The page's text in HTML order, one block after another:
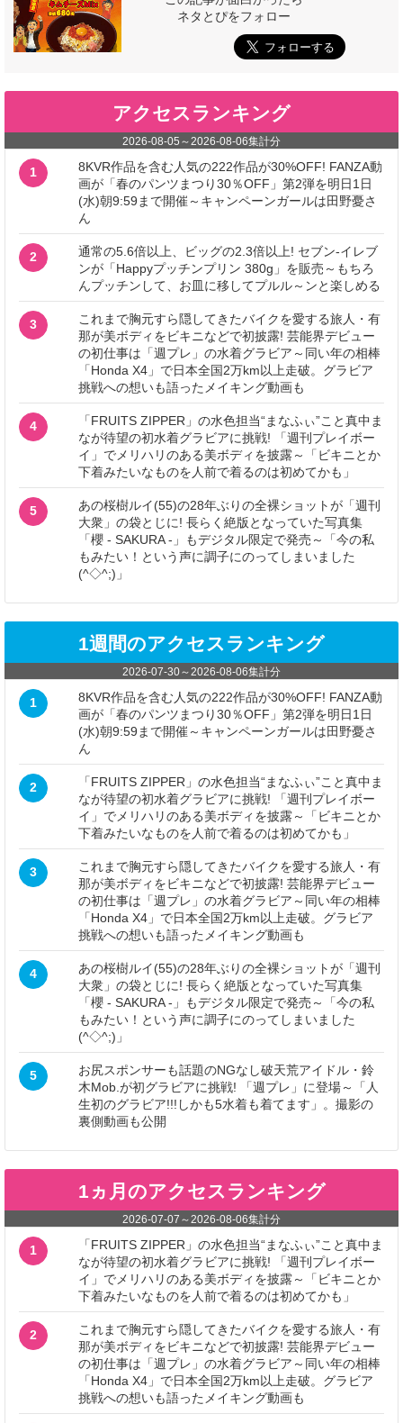
ネタとぴをフォロー
アクセスランキング
2026-08-05 ～2026-08-06集計分
1
8KVR作品を含む人気の222作品が30%OFF! FANZA動
画が「春のパンツまつり30％OFF」第2弾を明日1日
(水)朝9:59まで開催～キャンペーンガールは田野憂さ
ん
2
通常の5.6倍以上、ビッグの2.3倍以上! セブン‐イレブ
ンが「Happyプッチンプリン 380g」を販売～もちろ
んプッチンして、お皿に移してプルル～ンと楽しめる
3
これまで胸元すら隠してきたバイクを愛する旅人・有
那が美ボディをビキニなどで初披露! 芸能界デビュー
の初仕事は「週プレ」の水着グラビア～同い年の相棒
「Honda X4」で日本全国2万km以上走破。グラビア
挑戦への想いも語ったメイキング動画も
4
「FRUITS ZIPPER」の水色担当“まなふぃ”こと真中ま
なが待望の初水着グラビアに挑戦! 「週刊プレイボー
イ」でメリハリのある美ボディを披露～「ビキニとか
下着みたいなものを人前で着るのは初めてかも」
5
あの桜樹ルイ(55)の28年ぶりの全裸ショットが「週刊
大衆」の袋とじに! 長らく絶版となっていた写真集
「櫻 - SAKURA -」もデジタル限定で発売～「今の私
もみたい！という声に調子にのってしまいました
(^◇^;)」
1週間のアクセスランキング
2026-07-30～2026-08-06集計分
1
8KVR作品を含む人気の222作品が30%OFF! FANZA動
画が「春のパンツまつり30％OFF」第2弾を明日1日
(水)朝9:59まで開催～キャンペーンガールは田野憂さ
ん
2
「FRUITS ZIPPER」の水色担当“まなふぃ”こと真中ま
なが待望の初水着グラビアに挑戦! 「週刊プレイボー
イ」でメリハリのある美ボディを披露～「ビキニとか
下着みたいなものを人前で着るのは初めてかも」
3
これまで胸元すら隠してきたバイクを愛する旅人・有
那が美ボディをビキニなどで初披露! 芸能界デビュー
の初仕事は「週プレ」の水着グラビア～同い年の相棒
「Honda X4」で日本全国2万km以上走破。グラビア
挑戦への想いも語ったメイキング動画も
4
あの桜樹ルイ(55)の28年ぶりの全裸ショットが「週刊
大衆」の袋とじに! 長らく絶版となっていた写真集
「櫻 - SAKURA -」もデジタル限定で発売～「今の私
もみたい！という声に調子にのってしまいました
(^◇^;)」
5
お尻スポンサーも話題のNGなし破天荒アイドル・鈴
木Mob.が初グラビアに挑戦! 「週プレ」に登場～「人
生初のグラビア!!!しかも5水着も着てます」。撮影の
裏側動画も公開
1ヵ月のアクセスランキング
2026-07-07 ～2026-08-06集計分
1
「FRUITS ZIPPER」の水色担当“まなふぃ”こと真中ま
なが待望の初水着グラビアに挑戦! 「週刊プレイボー
イ」でメリハリのある美ボディを披露～「ビキニとか
下着みたいなものを人前で着るのは初めてかも」
2
これまで胸元すら隠してきたバイクを愛する旅人・有
那が美ボディをビキニなどで初披露! 芸能界デビュー
の初仕事は「週プレ」の水着グラビア～同い年の相棒
「Honda X4」で日本全国2万km以上走破。グラビア
挑戦への想いも語ったメイキング動画も